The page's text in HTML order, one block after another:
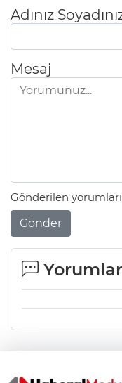
Adınız
Mesaj
Gönderilen
Gönder